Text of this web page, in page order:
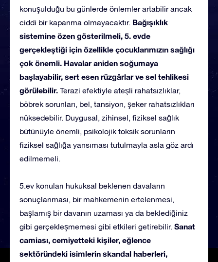
konuşulduğu bu günlerde önlemler artabilir ancak
ciddi bir kapanma olmayacaktır. Bağışıklık
sistemine özen gösterilmeli, 5. evde
gerçekleştiği için özellikle çocuklarımızın sağlığı
çok önemli. Havalar aniden soğumaya
başlayabilir, sert esen rüzgârlar ve sel tehlikesi
görülebilir. Terazi efektiyle ateşli rahatsızlıklar,
böbrek sorunları, bel, tansiyon, şeker rahatsızlıkları
nüksedebilir. Duygusal, zihinsel, fiziksel sağlık
bütünüyle önemli, psikolojik toksik sorunların
fiziksel sağlığa yansıması tutulmayla asla göz ardı
edilmemeli.
5.ev konuları hukuksal beklenen davaların
sonuçlanması, bir mahkemenin ertelenmesi,
başlamış bir davanın uzaması ya da beklediğiniz
gibi gerçekleşmemesi gibi etkileri getirebilir. Sanat
camiası, cemiyetteki kişiler, eğlence
sektöründeki isimlerin skandal haberleri,